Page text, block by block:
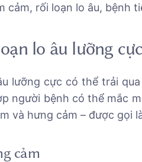
cảm, rối loạn lo âu, bệnh
lo âu lưỡng cực
lưỡng cực có thể trải
người bệnh có thể mắc
và hưng cảm – được gọi
cảm